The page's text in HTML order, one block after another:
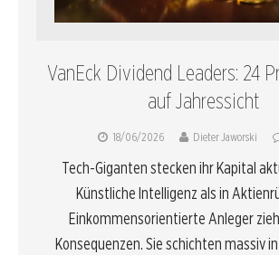
VanEck Dividend Leaders: 24
auf Jahressicht
18/06/2026 Dieter Jaworski
Tech-Giganten stecken ihr Kapital
Künstliche Intelligenz als in
Einkommensorientierte Anleger
Konsequenzen. Sie schichten massiv